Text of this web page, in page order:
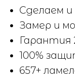
Сделаем и
Замер и
Гарантия
100%
657+